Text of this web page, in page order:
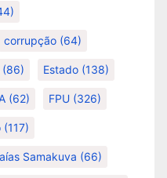
corrupção (64)
(86) Estado (138)
(62) FPU (326)
(117)
Samakuva (66)